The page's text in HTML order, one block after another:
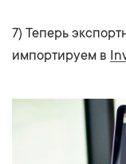
7) Теперь
импортируем в